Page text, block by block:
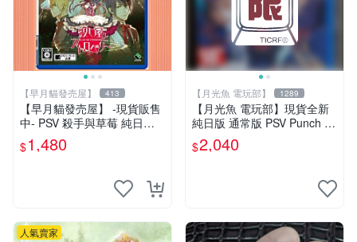
【早月貓發売屋】 413
【早月貓發売屋】 -現貨販售
中- PSV 殺手與草莓 純日版
日文版 ※戀愛×懸疑※ 戀愛AD
V遊戲
$1,480
【月光魚 電玩部】 1289
【月光魚 電玩部】現貨全新
純日版 通常版 PSV Punch Li
ne 胖次衝擊 胖次保衛陣線 普
通版 純日版
$2,040
人氣賣家